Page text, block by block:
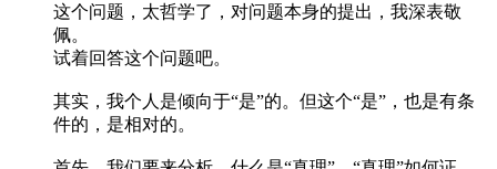
这个问题，太哲学了，对问题本身的提出，我深表敬
佩。
试着回答这个问题吧。
其实，我个人是倾向于“是”的。但这个“是”，也是有条
件的，是相对的。